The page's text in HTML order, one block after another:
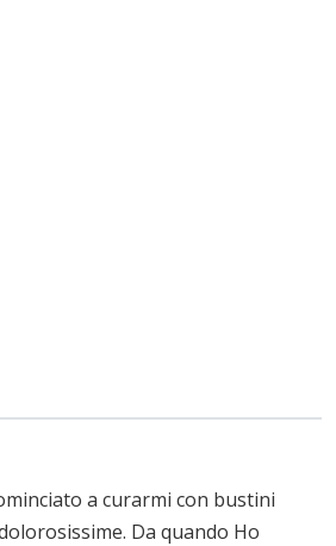
a curarmi con bustini
Da quando Ho